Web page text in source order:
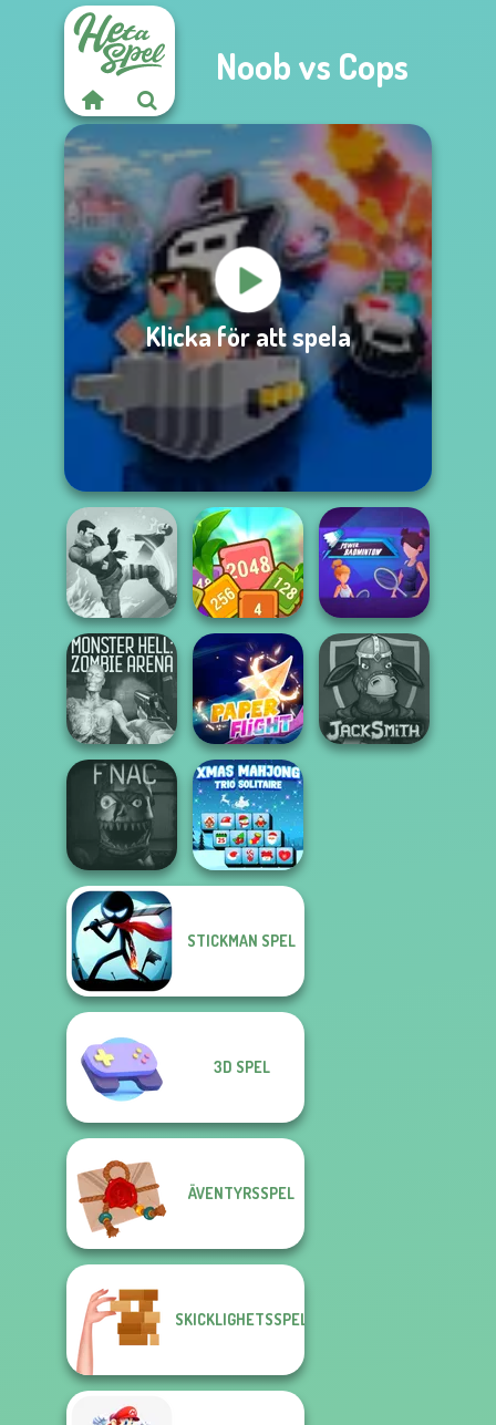
Noob vs Cops
Klicka för att spela
Gang Brawlers
Tropical Cubes
2048
Power
Badminton
Monster Hell:
Zombie Arena
Paper Flight
Five Nights At
Christmas
Xmas Mahjong
STICKMAN SPEL
3D SPEL
ÄVENTYRSSPEL
SKICKLIGHETSSPEL